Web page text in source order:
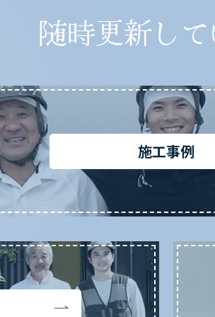
随時更新し
施工事例